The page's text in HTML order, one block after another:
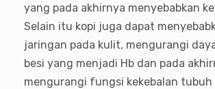
yang pada akhirnya menyebabkan
Selain itu kopi juga dapat
jaringan pada kulit, mengurangi
besi yang menjadi Hb dan pada
mengurangi fungsi kekebalan tubuh